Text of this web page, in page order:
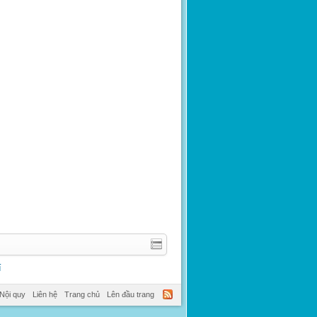
quy Liên hệ Trang chủ Lên đầu trang